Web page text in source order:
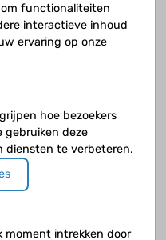
aan het Erasmus MC-
hoofd van de afdeling
als onderzoek en onderwijs.
en combinatie van
Prinses Maxima Centrum.
blijven
functionaliteiten
interactieve inhoud
ervaring op onze
hoe bezoekers
gebruiken deze
diensten te verbeteren.
moment intrekken door